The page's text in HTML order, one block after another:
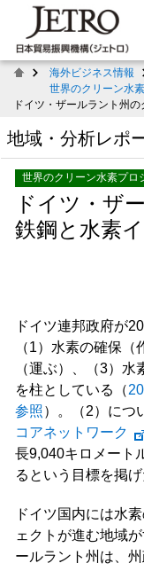
海外ビジネス情報
世界のクリーン水
ドイツ・ザールラント州
地域・分析レポ
世界のクリーン水素プロ
ドイツ・ザ
鉄鋼と水素
ドイツ連邦政府が
（1）水素の確保
（運ぶ）、（3）
を柱としている（
参照）。（2）につ
コアネットワーク
長9,040キロメート
るという目標を掲げ
ドイツ国内には水
ェクトが進む地域
ールラント州は、